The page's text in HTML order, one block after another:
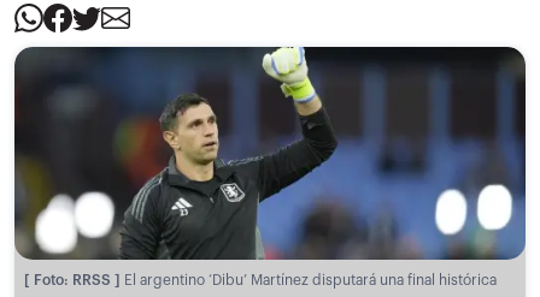
[ Foto: RRSS ]
El argentino ‘Dibu’ Martínez disputará una final histórica